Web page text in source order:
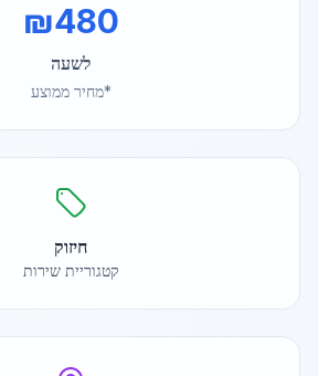
₪480
לשעה
*מחיר ממוצע
חיזוק
קטגוריית שירות